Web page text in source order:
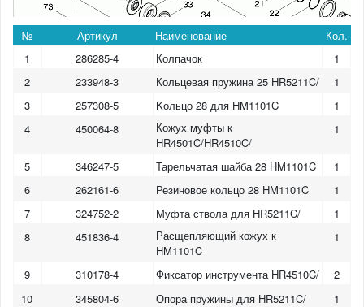
№ Артикул Наименование
Кол.
1
286285-4 Колпачок
1
2
233948-3 Кольцевая пружина 25 HR5211C/
1
3
257308-5 Kольцо 28 для HM1101C
1
4
450064-8
Кожух муфты к
HR4501C/HR4510C/
1
5 346247-5 Тарельчатая шайба 28 HM1101C
1
6
262161-6 Резиновое кольцо 28 HM1101C
1
7
324752-2 Муфта ствола для HR5211C/
1
8
451836-4
Расщепляющий кожух к
HM1101C
1
9 310178-4 Фиксатор инструмента HR4510C/
2
10
345804-6 Опора пружины для HR5211C/
1